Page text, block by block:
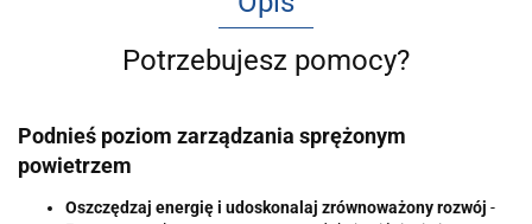
Potrzebujesz pomocy?
Podnieś poziom zarządzania sprężonym
powietrzem
Oszczędzaj energię i udoskonalaj zrównoważony rozwój -